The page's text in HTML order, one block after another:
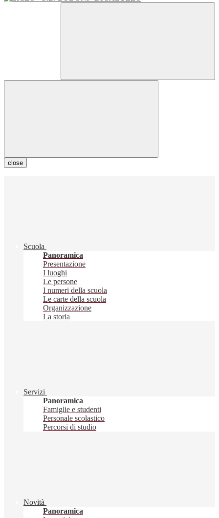
close
Scuola
Panoramica
Presentazione
I luoghi
Le persone
I numeri della scuola
Le carte della scuola
Organizzazione
La storia
Servizi
Panoramica
Famiglie e studenti
Personale scolastico
Percorsi di studio
Novità
Panoramica